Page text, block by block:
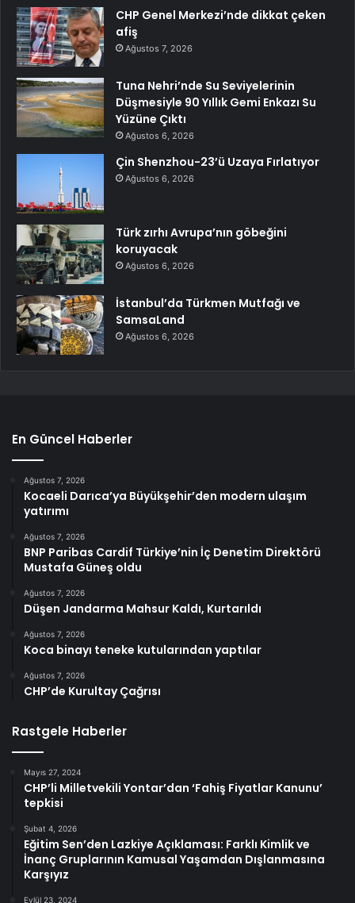
CHP Genel Merkezi’nde dikkat çeken
afiş
Ağustos 7, 2026
Tuna Nehri’nde Su Seviyelerinin
Düşmesiyle 90 Yıllık Gemi Enkazı Su
Yüzüne Çıktı
Ağustos 6, 2026
Çin Shenzhou-23’ü Uzaya Fırlatıyor
Ağustos 6, 2026
Türk zırhı Avrupa’nın göbeğini
koruyacak
Ağustos 6, 2026
İstanbul’da Türkmen Mutfağı ve
SamsaLand
Ağustos 6, 2026
En Güncel Haberler
Ağustos 7, 2026
Kocaeli Darıca’ya Büyükşehir’den modern ulaşım
yatırımı
Ağustos 7, 2026
BNP Paribas Cardif Türkiye’nin İç Denetim Direktörü
Mustafa Güneş oldu
Ağustos 7, 2026
Düşen Jandarma Mahsur Kaldı, Kurtarıldı
Ağustos 7, 2026
Koca binayı teneke kutularından yaptılar
Ağustos 7, 2026
CHP’de Kurultay Çağrısı
Rastgele Haberler
Mayıs 27, 2024
CHP’li Milletvekili Yontar’dan ‘Fahiş Fiyatlar Kanunu’
tepkisi
Şubat 4, 2026
Eğitim Sen’den Lazkiye Açıklaması: Farklı Kimlik ve
İnanç Gruplarının Kamusal Yaşamdan Dışlanmasına
Karşıyız
Eylül 23, 2024